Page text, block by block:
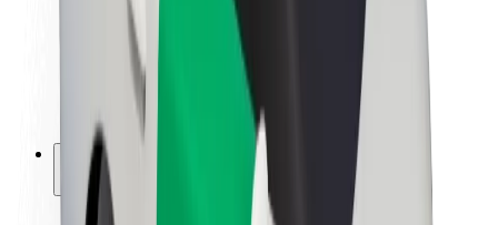
Johto
Brändi
Media
Urban Fund
Turvallisuus
Matkustajan turvallisuus